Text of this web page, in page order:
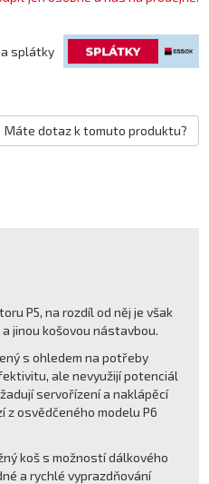
splátky
Máte dotaz k tomuto produktu?
P5, na rozdíl od něj je však
jinou košovou nástavbou.
s ohledem na potřeby
ale nevyužijí potenciál
servořízení a naklápěcí
z osvědčeného modelu P6
koš s možností dálkového
a rychlé vyprazdňování